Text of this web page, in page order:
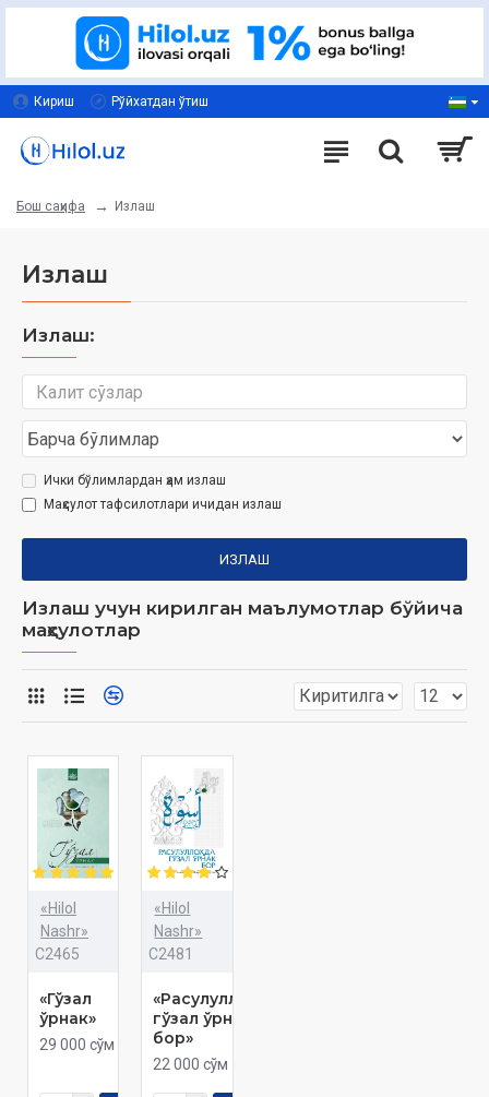
Кириш Рўйхатдан ўтиш
Бош саҳифа Излаш
Излаш
Излаш:
Ички бўлимлардан ҳам излаш
Маҳсулот тафсилотлари ичидан излаш
ИЗЛАШ
Излаш учун кирилган маълумотлар бўйича
маҳсулотлар
«Hilol
Nashr»
C2465
«Гўзал
ўрнак»
29 000 сўм
«Hilol
Nashr»
C2481
«Расулуллоҳда
гўзал ўрнак
бор»
22 000 сўм